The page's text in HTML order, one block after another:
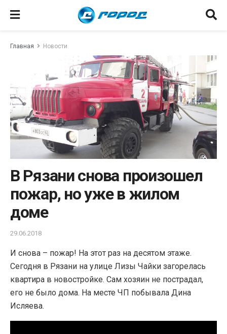
Главная Новости
В Рязани снова произошел
пожар, но уже в жилом
доме
29.06.2018
И снова – пожар! На этот раз на десятом этаже.
Сегодня в Рязани на улице Лизы Чайки загорелась
квартира в новостройке. Сам хозяин не пострадал,
его не было дома. На месте ЧП побывала Дина
Исляева.